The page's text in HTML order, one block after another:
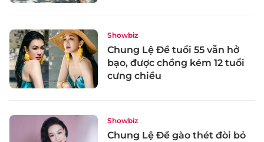
Showbiz
Chung Lệ Đề tuổi 55 vẫn hở
bạo, được chồng kém 12 tuổi
cưng chiều
Showbiz
Chung Lệ Đề gào thét đòi bỏ